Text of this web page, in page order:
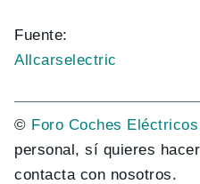
Fuente:
Allcarselectric
© Foro Coches Eléctricos
personal, sí quieres
contacta con nosotros.